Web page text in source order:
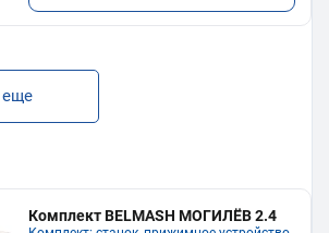
еще
Комплект BELMASH МОГИЛЁВ 2.4